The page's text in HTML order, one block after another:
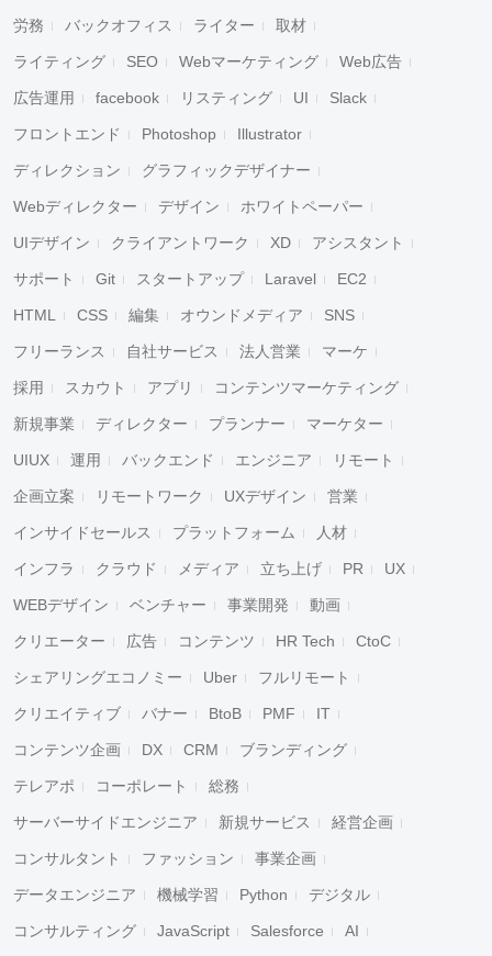
労務 バックオフィス ライター 取材
ライティング SEO Webマーケティング Web広告
広告運用 facebook リスティング UI Slack
フロントエンド Photoshop Illustrator
ディレクション グラフィックデザイナー
Webディレクター デザイン ホワイトペーパー
UIデザイン クライアントワーク XD アシスタント
サポート Git スタートアップ Laravel EC2
HTML CSS 編集 オウンドメディア SNS
フリーランス 自社サービス 法人営業 マーケ
採用 スカウト アプリ コンテンツマーケティング
新規事業 ディレクター プランナー マーケター
UIUX 運用 バックエンド エンジニア リモート
企画立案 リモートワーク UXデザイン 営業
インサイドセールス プラットフォーム 人材
インフラ クラウド メディア 立ち上げ PR UX
WEBデザイン ベンチャー 事業開発 動画
クリエーター 広告 コンテンツ HR Tech CtoC
シェアリングエコノミー Uber フルリモート
クリエイティブ バナー BtoB PMF IT
コンテンツ企画 DX CRM ブランディング
テレアポ コーポレート 総務
サーバーサイドエンジニア 新規サービス 経営企画
コンサルタント ファッション 事業企画
データエンジニア 機械学習 Python デジタル
コンサルティング JavaScript Salesforce AI